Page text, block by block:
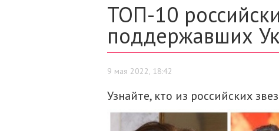
ТОП-10
поддержавших
9 мая 2022, 18:42
Узнайте, кто из российских